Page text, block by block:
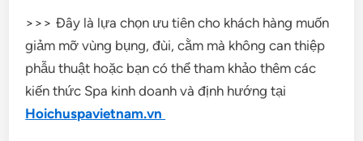
>>> Đây là lựa chọn ưu tiên cho khách hàng muốn
giảm mỡ vùng bụng, đùi, cằm mà không can thiệp
phẫu thuật hoặc bạn có thể tham khảo thêm các
kiến thức Spa kinh doanh và định hướng tại
Hoichuspavietnam.vn